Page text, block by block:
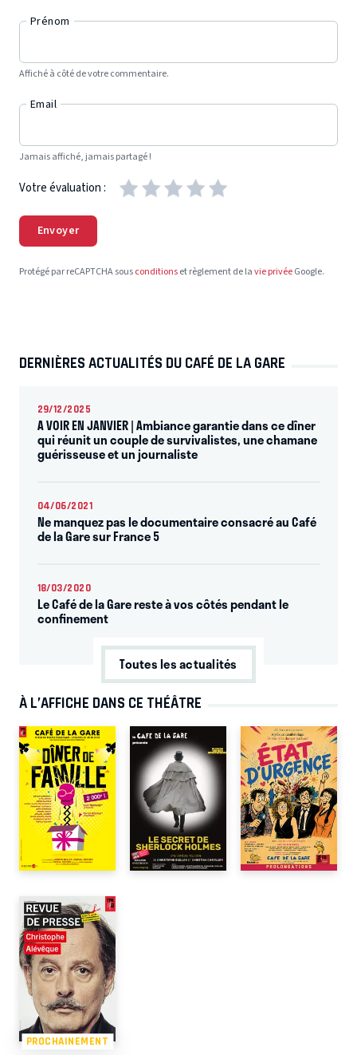
Prénom
Affiché à côté de votre commentaire.
Email
Jamais affiché, jamais partagé !
Votre évaluation :
Envoyer
Protégé par reCAPTCHA sousconditionset règlement de lavie privéeGoogle.
DERNIÈRES ACTUALITÉS DU CAFÉ DE LA GARE
29/12/2025
A VOIR EN JANVIER | Ambiance garantie dans ce dîner
qui réunit un couple de survivalistes, une chamane
guérisseuse et un journaliste
04/06/2021
Ne manquez pas le documentaire consacré au Café
de la Gare sur France 5
18/03/2020
Le Café de la Gare reste à vos côtés pendant le
confinement
Toutes les actualités
À L’AFFICHE DANS CE THÉÂTRE
PROCHAINEMENT